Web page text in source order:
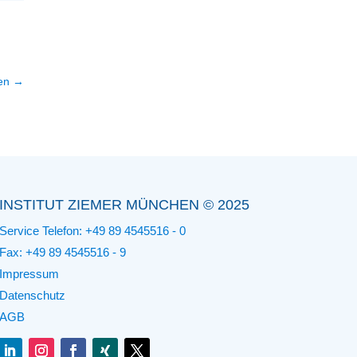
→
ZIEMER MÜNCHEN © 2025
Telefon: +49 89 4545516 - 0
+49 89 4545516 - 9